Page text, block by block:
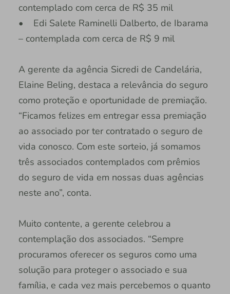
contemplado com cerca de R$ 35 mil
• Edi Salete Raminelli Dalberto, de Ibarama
– contemplada com cerca de R$ 9 mil
A gerente da agência Sicredi de Candelária,
Elaine Beling, destaca a relevância do seguro
como proteção e oportunidade de premiação.
“Ficamos felizes em entregar essa premiação
ao associado por ter contratado o seguro de
vida conosco. Com este sorteio, já somamos
três associados contemplados com prêmios
do seguro de vida em nossas duas agências
neste ano”, conta.
Muito contente, a gerente celebrou a
contemplação dos associados. “Sempre
procuramos oferecer os seguros como uma
solução para proteger o associado e sua
família, e cada vez mais percebemos o quanto